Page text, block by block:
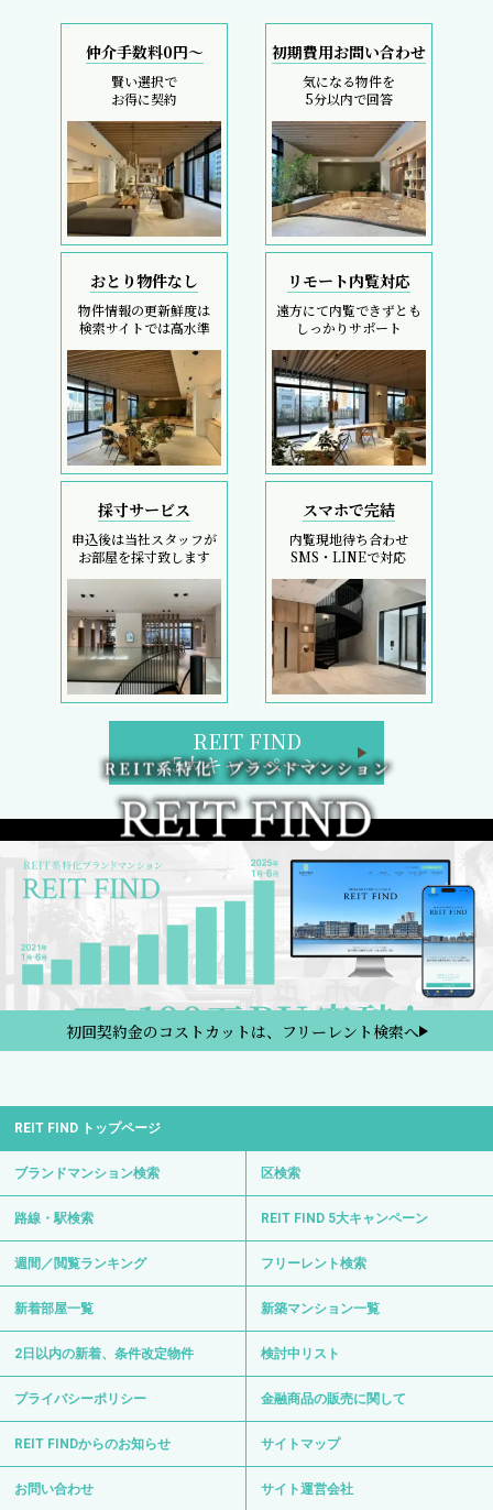
仲介手数料0円～
賢い選択で
お得に契約
初期費用お問い合わせ
気になる物件を
5分以内で回答
おとり物件なし
物件情報の更新鮮度は
検索サイトでは高水準
リモート内覧対応
遠方にて内覧できずとも
しっかりサポート
採寸サービス
申込後は当社スタッフが
お部屋を採寸致します
スマホで完結
内覧現地待ち合わせ
SMS・LINEで対応
REIT FIND
5大キャンペーン
初回契約金のコストカットは、フリーレント検索へ
REIT FIND トップページ
ブランドマンション検索 区検索
路線・駅検索 REIT FIND 5大キャンペーン
週間／閲覧ランキング フリーレント検索
新着部屋一覧 新築マンション一覧
2日以内の新着、条件改定物件 検討中リスト
プライバシーポリシー 金融商品の販売に関して
REIT FINDからのお知らせ サイトマップ
お問い合わせ サイト運営会社